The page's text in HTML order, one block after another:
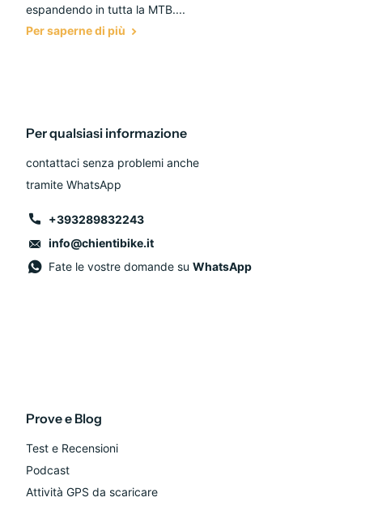
espandendo in tutta la MTB....
Per saperne di più
Per qualsiasi informazione
contattaci senza problemi anche
tramite WhatsApp
+393289832243
info@chientibike.it
Fate le vostre domande su WhatsApp
Prove e Blog
Test e Recensioni
Podcast
Attività GPS da scaricare